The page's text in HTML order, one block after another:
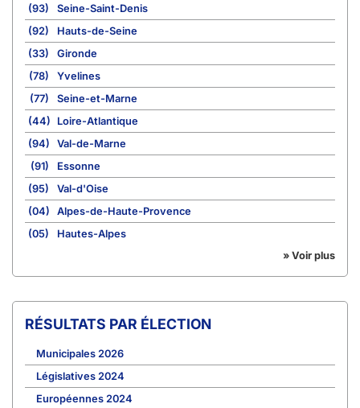
(93)
Seine-Saint-Denis
(92)
Hauts-de-Seine
(33)
Gironde
(78)
Yvelines
(77)
Seine-et-Marne
(44)
Loire-Atlantique
(94)
Val-de-Marne
(91)
Essonne
(95)
Val-d'Oise
(04)
Alpes-de-Haute-Provence
(05)
Hautes-Alpes
» Voir plus
RÉSULTATS PAR ÉLECTION
Municipales 2026
Législatives 2024
Européennes 2024